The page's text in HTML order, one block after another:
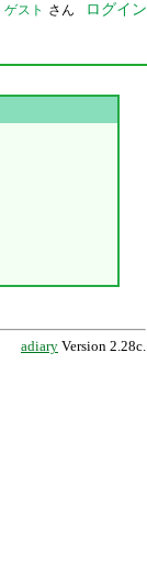
ゲスト さん ログイン
adiary Version 2.28c.